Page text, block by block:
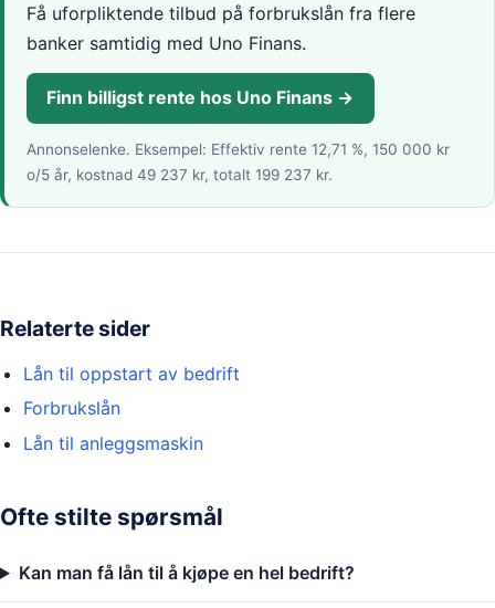
Få uforpliktende tilbud på forbrukslån fra flere
banker samtidig med Uno Finans.
Finn billigst rente hos Uno Finans →
Annonselenke. Eksempel: Effektiv rente 12,71 %, 150 000 kr
o/5 år, kostnad 49 237 kr, totalt 199 237 kr.
Relaterte sider
Lån til oppstart av bedrift
Forbrukslån
Lån til anleggsmaskin
Ofte stilte spørsmål
Kan man få lån til å kjøpe en hel bedrift?